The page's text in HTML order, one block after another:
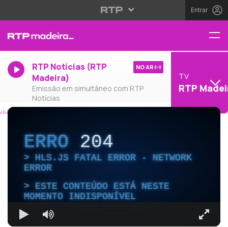
Entrar
RTP Notícias (RTP
Madeira)
Emissão em simultâneo com RTP
Notícias
NO AR
TV
RTP
ERRO204
HLS.JS FATAL ERROR - NETWORK
ERROR
ESTE CONTEÚDO ESTÁ NESTE
MOMENTO INDISPONÍVEL